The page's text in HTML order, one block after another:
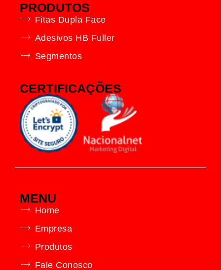
PRODUTOS
Fitas Dupla Face
Adesivos HB Fuller
Segmentos
CERTIFICAÇÕES
MENU
Home
Empresa
Produtos
Fale Conosco